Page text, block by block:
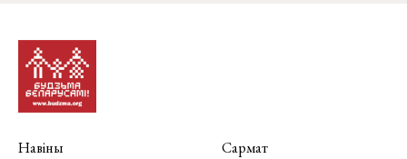
Навіны
Сармат